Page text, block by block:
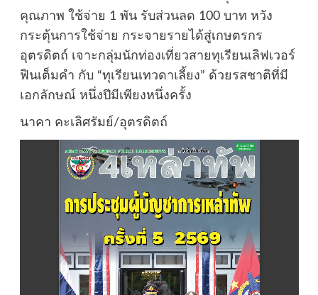
คุณภาพ ใช้จ่าย 1 พัน รับส่วนลด 100 บาท หวัง
กระตุ้นการใช้จ่าย กระจายรายได้สู่เกษตรกร
อุตรดิตถ์ เจาะกลุ่มนักท่องเที่ยวสายทุเรียนเลิฟเวอร์
ฟินเต็มคำ กับ “ทุเรียนเทวดาเลี้ยง” ด้วยรสชาติที่มี
เอกลักษณ์ หนึ่งปีมีเพียงหนึ่งครั้ง
นาคา คะเลิศรัมย์/อุตรดิตถ์